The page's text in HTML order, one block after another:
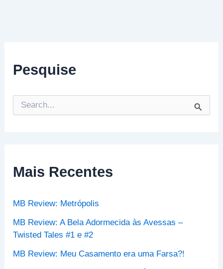
Pesquise
e
s
a
o
:
Mais Recentes
MB Review: Metrópolis
MB Review: A Bela Adormecida às Avessas –
Twisted Tales #1 e #2
MB Review: Meu Casamento era uma Farsa?!